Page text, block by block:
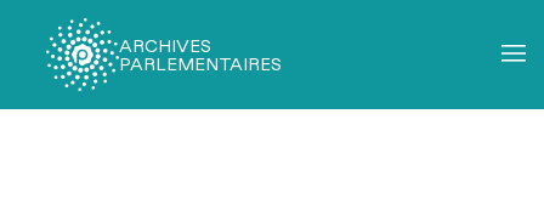
ARCHIVES
PARLEMENTAIRES